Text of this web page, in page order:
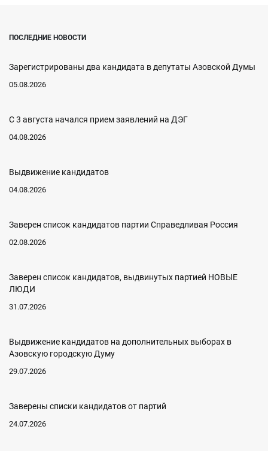
ПОСЛЕДНИЕ НОВОСТИ
Зарегистрированы два кандидата в депутаты Азовской Думы
05.08.2026
С 3 августа начался прием заявлений на ДЭГ
04.08.2026
Выдвижение кандидатов
04.08.2026
Заверен список кандидатов партии Справедливая Россия
02.08.2026
Заверен список кандидатов, выдвинутых партией НОВЫЕ
ЛЮДИ
31.07.2026
Выдвижение кандидатов на дополнительных выборах в
Азовскую городскую Думу
29.07.2026
Заверены списки кандидатов от партий
24.07.2026